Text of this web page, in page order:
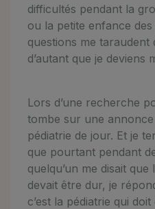
difficultés pendant la
ou la petite enfance
questions me taraudent
d’autant que je deviens
Lors d’une recherche
tombe sur une annonce
pédiatrie de jour. Et je
que pourtant pendant
quelqu’un me disait
devait être dur, je
c’est la pédiatrie qui